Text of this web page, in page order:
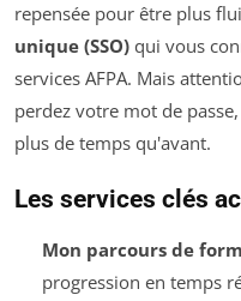
repensée pour être plus
unique (SSO) qui vous
services AFPA. Mais
perdez votre mot de
plus de temps qu'avant.
Les services clés
Mon parcours de
progression en temps